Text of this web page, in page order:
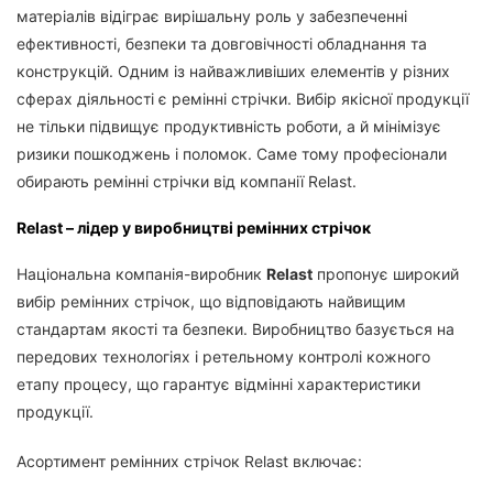
матеріалів відіграє вирішальну роль у забезпеченні
ефективності, безпеки та довговічності обладнання та
конструкцій. Одним із найважливіших елементів у різних
сферах діяльності є ремінні стрічки. Вибір якісної продукції
не тільки підвищує продуктивність роботи, а й мінімізує
ризики пошкоджень і поломок. Саме тому професіонали
обирають ремінні стрічки від компанії Relast.
Relast – лідер у виробництві ремінних стрічок
Національна компанія-виробник Relast пропонує широкий
вибір ремінних стрічок, що відповідають найвищим
стандартам якості та безпеки. Виробництво базується на
передових технологіях і ретельному контролі кожного
етапу процесу, що гарантує відмінні характеристики
продукції.
Асортимент ремінних стрічок Relast включає: